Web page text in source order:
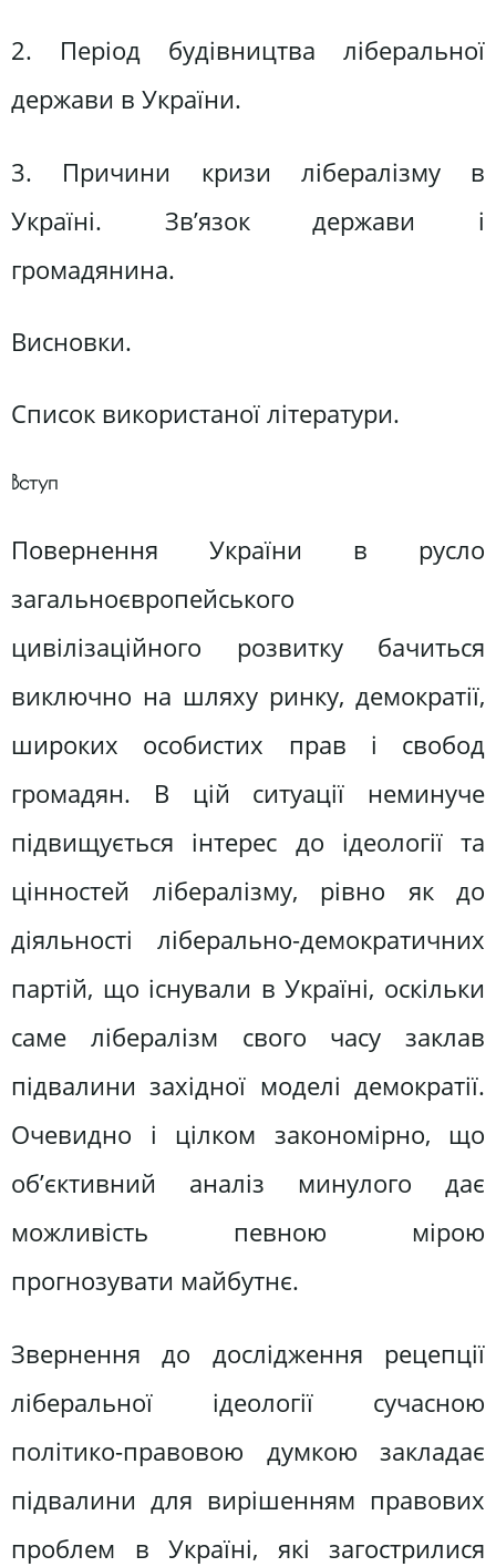
2. Період будівництва ліберальної
держави в України.
3. Причини кризи лібералізму в
Україні. Зв’язок держави і
громадянина.
Висновки.
Список використаної літератури.
Вступ
Повернення України в русло
загальноєвропейського
цивілізаційного розвитку бачиться
виключно на шляху ринку, демократії,
широких особистих прав і свобод
громадян. В цій ситуації неминуче
підвищується інтерес до ідеології та
цінностей лібералізму, рівно як до
діяльності ліберально-демократичних
партій, що існували в Україні, оскільки
саме лібералізм свого часу заклав
підвалини західної моделі демократії.
Очевидно і цілком закономірно, що
об’єктивний аналіз минулого дає
можливість певною мірою
прогнозувати майбутнє.
Звернення до дослідження рецепції
ліберальної ідеології сучасною
політико-правовою думкою закладає
підвалини для вирішенням правових
проблем в Україні, які загострилися